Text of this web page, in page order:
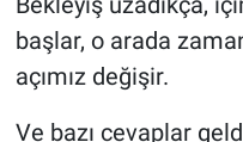
başlar, o arada
açımız değişir.
Ve bazı cevaplar